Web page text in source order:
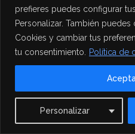
prefieres puedes configurar
Personalizar. También
Cookies y cambiar tus
tu consentimiento.
Política de
Personalizar